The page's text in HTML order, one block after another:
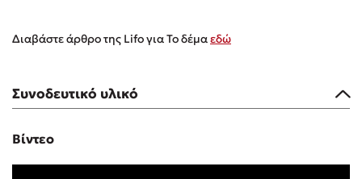
Τζένη Κουτσοδημητροπούλου
Cori Doerrfeld
Δανάη Ιμπραχήμ
Διαβάστε άρθρο της Lifo για Το δέμαεδώ
Συνοδευτικό υλικό
Βίντεο